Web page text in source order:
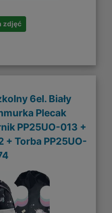
zdjęć
6el. Biały
Plecak
PP25UO-013 +
+ Torba PP25UO-